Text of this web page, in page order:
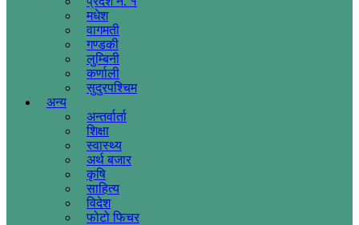
मधेश
वागमती
गण्डकी
लुम्बिनी
कर्णाली
सुदुरपश्चिम
अन्य
अन्तर्वार्ता
शिक्षा
स्वास्थ्य
अर्थ बजार
कृषि
साहित्य
विदेश
फोटो फिचर